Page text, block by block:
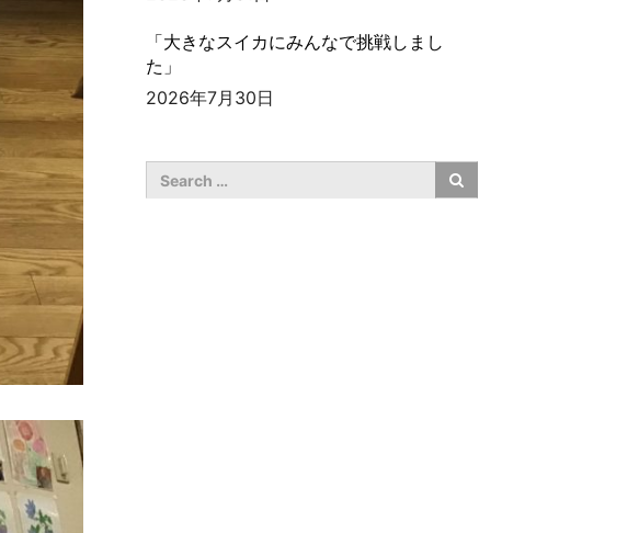
「大きなスイカにみんなで挑戦しまし
た」
2026年7月30日